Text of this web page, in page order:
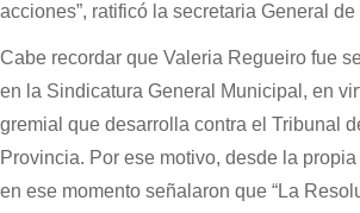
acciones”, ratificó la secretaria General de
Cabe recordar que Valeria Regueiro fue
en la Sindicatura General Municipal, en
gremial que desarrolla contra el Tribunal
Provincia. Por ese motivo, desde la
en ese momento señalaron que “La